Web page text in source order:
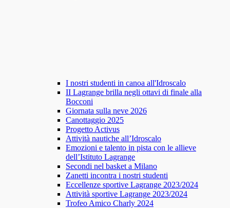
I nostri studenti in canoa all'Idroscalo
II Lagrange brilla negli ottavi di finale alla
Bocconi
Giornata sulla neve 2026
Canottaggio 2025
Progetto Activus
Attività nautiche all’Idroscalo
Emozioni e talento in pista con le allieve
dell’Istituto Lagrange
Secondi nel basket a Milano
Zanetti incontra i nostri studenti
Eccellenze sportive Lagrange 2023/2024
Attività sportive Lagrange 2023/2024
Trofeo Amico Charly 2024